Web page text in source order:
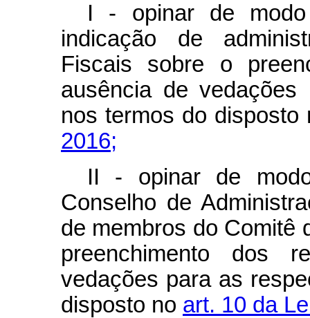
I - opinar de
indicação de
Fiscais sobre o
ausência de
nos termos do
2016;
II - opinar de
Conselho de
de membros do Comitê
preenchimento dos
vedações para as
disposto no art. 10 da